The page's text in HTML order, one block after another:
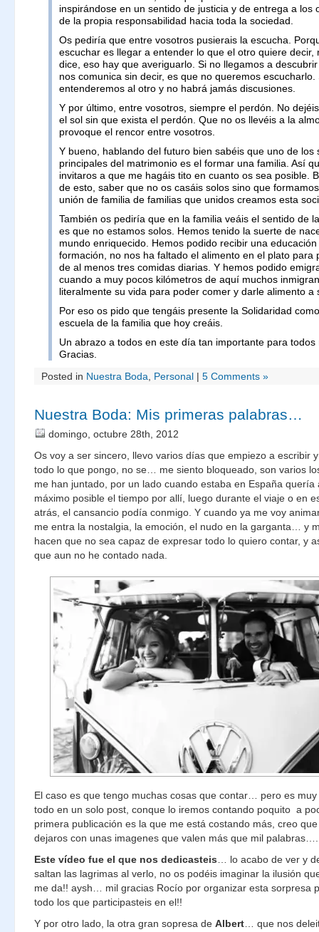
inspirándose en un sentido de justicia y de entrega a los
de la propia responsabilidad hacia toda la sociedad.
Os pediría que entre vosotros pusierais la escucha.
escuchar es llegar a entender lo que el otro quiere decir,
dice, eso hay que averiguarlo. Si no llegamos a
nos comunica sin decir, es que no queremos escucharlo.
entenderemos al otro y no habrá jamás discusiones.
Y por último, entre vosotros, siempre el perdón. No
el sol sin que exista el perdón. Que no os llevéis a la
provoque el rencor entre vosotros.
Y bueno, hablando del futuro bien sabéis que uno de los
principales del matrimonio es el formar una familia. Así
invitaros a que me hagáis tito en cuanto os sea posible.
de esto, saber que no os casáis solos sino que
unión de familia de familias que unidos creamos esta
También os pediría que en la familia veáis el sentido de
es que no estamos solos. Hemos tenido la suerte de
mundo enriquecido. Hemos podido recibir una
formación, no nos ha faltado el alimento en el plato para
de al menos tres comidas diarias. Y hemos podido
cuando a muy pocos kilómetros de aquí muchos
literalmente su vida para poder comer y darle alimento a
Por eso os pido que tengáis presente la Solidaridad
escuela de la familia que hoy creáis.
Un abrazo a todos en este día tan importante para todos
Gracias.
Posted in Nuestra Boda Personal | 5 Comments »
Nuestra Boda: Mis primeras palabras…
domingo, octubre 28th, 2012
Os voy a ser sincero, llevo varios días que empiezo a escribir
todo lo que pongo, no se… me siento bloqueado, son varios
me han juntado, por un lado cuando estaba en España quería
máximo posible el tiempo por allí, luego durante el viaje o en
atrás, el cansancio podía conmigo. Y cuando ya me voy
me entra la nostalgia, la emoción, el nudo en la garganta… y
hacen que no sea capaz de expresar todo lo quiero contar, y
que aun no he contado nada.
El caso es que tengo muchas cosas que contar… pero es
todo en un solo post, conque lo iremos contando poquito a
primera publicación es la que me está costando más, creo
dejaros con unas imagenes que valen más que mil
Este vídeo fue el que nos dedicasteis … lo acabo de ver y
saltan las lagrimas al verlo, no os podéis imaginar la ilusión
me da!! aysh… mil gracias Rocío por organizar esta sorpresa
todo los que participasteis en el!!
Y por otro lado, la otra gran sopresa de Albert … que nos